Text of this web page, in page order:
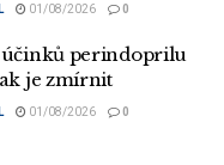
01/08/2026 0
účinků perindoprilu
je zmírnit
01/08/2026 0